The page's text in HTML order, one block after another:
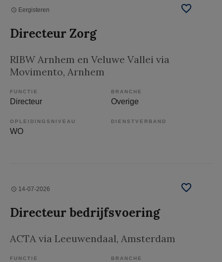
Eergisteren
Directeur Zorg
RIBW Arnhem en Veluwe Vallei via
Movimento, Arnhem
FUNCTIE
Directeur
BRANCHE
Overige
OPLEIDINGSNIVEAU
WO
DIENSTVERBAND
14-07-2026
Directeur bedrijfsvoering
ACTA via Leeuwendaal, Amsterdam
FUNCTIE BRANCHE